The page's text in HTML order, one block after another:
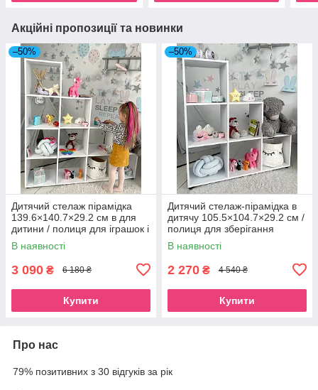
Акційні пропозиції та новинки
–50%
Дитячий стелаж пірамідка
139.6×140.7×29.2 см в для
дитини / полиця для іграшок і
книг у дитячу кімнату
В наявності
3 090 ₴ 6 180 ₴
Купити
–50%
Дитячий стелаж-пірамідка в
дитячу 105.5×104.7×29.2 см /
полиця для зберігання
іграшок та книг
В наявності
2 270 ₴ 4 540 ₴
Купити
Про нас
79% позитивних з 30 відгуків за рік